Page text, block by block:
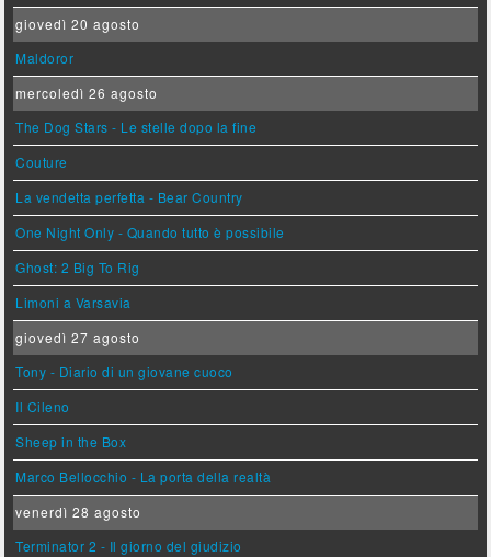
giovedì 20 agosto
Maldoror
mercoledì 26 agosto
The Dog Stars - Le stelle dopo la fine
Couture
La vendetta perfetta - Bear Country
One Night Only - Quando tutto è possibile
Ghost: 2 Big To Rig
Limoni a Varsavia
giovedì 27 agosto
Tony - Diario di un giovane cuoco
Il Cileno
Sheep in the Box
Marco Bellocchio - La porta della realtà
venerdì 28 agosto
Terminator 2 - Il giorno del giudizio